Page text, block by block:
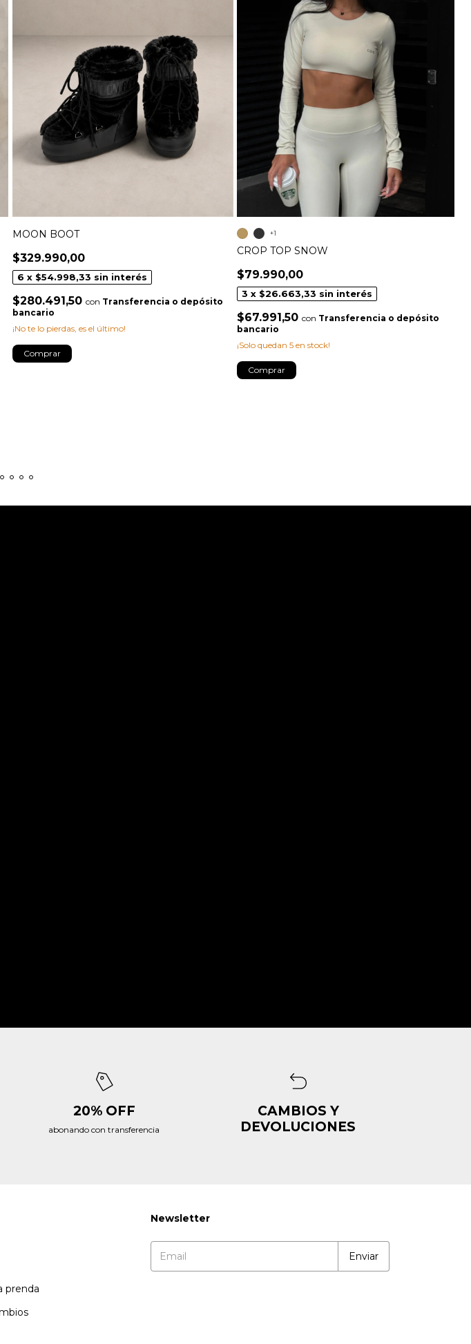
MOON BOOT
$329.990,00
6 x $54.998,33 sin interés
$280.491,50 con Transferencia o depósito
bancario
¡No te lo pierdas, es el último!
Comprar
CROP TOP SNOW
$79.990,00
3 x $26.663,33 sin interés
$67.991,50 con Transferencia o depósito
bancario
¡Solo quedan 5en stock!
+1
Comprar
20% OFF
abonando con transferencia
CAMBIOS Y
DEVOLUCIONES
prenda
Newsletter